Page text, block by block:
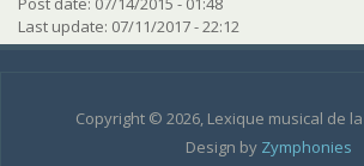
Last update: 07/11/2017 - 22:12
Copyright © 2026, Lexique musical de
Design by Zymphonies